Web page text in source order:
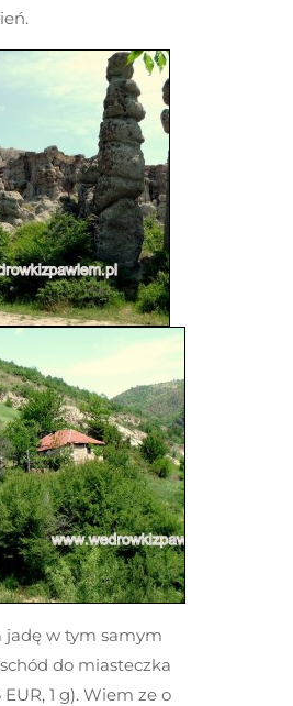
jadę w tym samym
do miasteczka
1 g). Wiem ze o